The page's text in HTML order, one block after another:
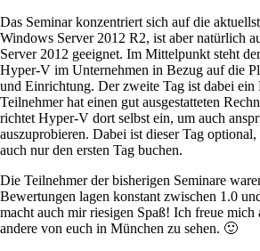
Das Seminar konzentriert sich auf die
Windows Server 2012 R2, ist aber natürlich
Server 2012 geeignet. Im Mittelpunkt steht
Hyper-V im Unternehmen in Bezug auf die
und Einrichtung. Der zweite Tag ist dabei ein
Teilnehmer hat einen gut ausgestatteten
richtet Hyper-V dort selbst ein, um auch
auszuprobieren. Dabei ist dieser Tag
auch nur den ersten Tag buchen.
Die Teilnehmer der bisherigen Seminare
Bewertungen lagen konstant zwischen 1.0
macht auch mir riesigen Spaß! Ich freue mich
andere von euch in München zu sehen. 🙂